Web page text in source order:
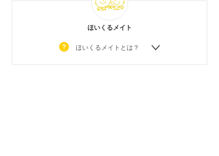
ほいくるメイト
ほいくるメイトとは？